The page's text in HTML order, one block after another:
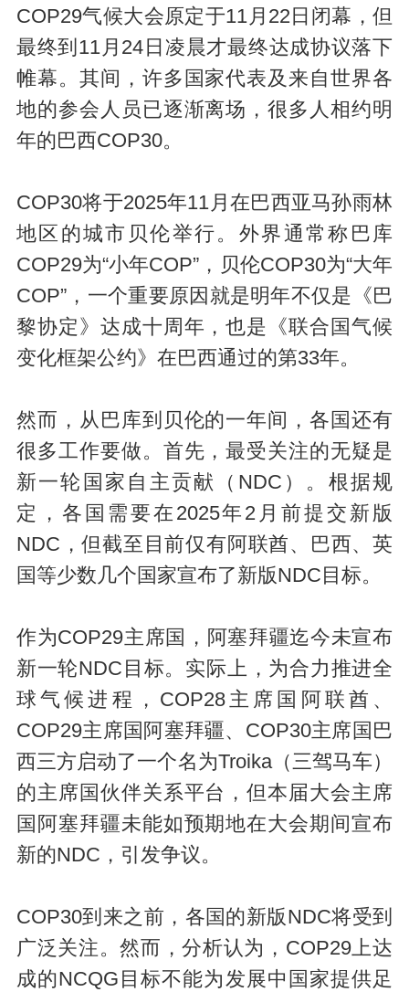
COP29气候大会原定于11月22日闭幕，但
最终到11月24日凌晨才最终达成协议落下
帷幕。其间，许多国家代表及来自世界各
地的参会人员已逐渐离场，很多人相约明
年的巴西COP30。
COP30将于2025年11月在巴西亚马孙雨林
地区的城市贝伦举行。外界通常称巴库
COP29为“小年COP”，贝伦COP30为“大年
COP”，一个重要原因就是明年不仅是《巴
黎协定》达成十周年，也是《联合国气候
变化框架公约》在巴西通过的第33年。
然而，从巴库到贝伦的一年间，各国还有
很多工作要做。首先，最受关注的无疑是
新一轮国家自主贡献（NDC）。根据规
定，各国需要在2025年2月前提交新版
NDC，但截至目前仅有阿联酋、巴西、英
国等少数几个国家宣布了新版NDC目标。
作为COP29主席国，阿塞拜疆迄今未宣布
新一轮NDC目标。实际上，为合力推进全
球气候进程，COP28主席国阿联酋、
COP29主席国阿塞拜疆、COP30主席国巴
西三方启动了一个名为Troika（三驾马车）
的主席国伙伴关系平台，但本届大会主席
国阿塞拜疆未能如预期地在大会期间宣布
新的NDC，引发争议。
COP30到来之前，各国的新版NDC将受到
广泛关注。然而，分析认为，COP29上达
成的NCQG目标不能为发展中国家提供足